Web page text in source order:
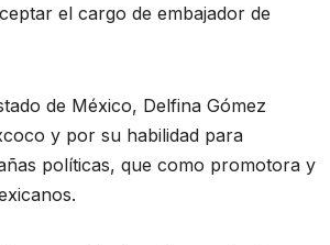
el cargo de embajador de
de México, Delfina Gómez
y por su habilidad para
políticas, que como promotora y